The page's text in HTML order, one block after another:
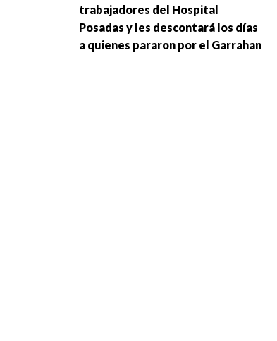
trabajadores del Hospital
Posadas y les descontará los días
a quienes pararon por el Garrahan